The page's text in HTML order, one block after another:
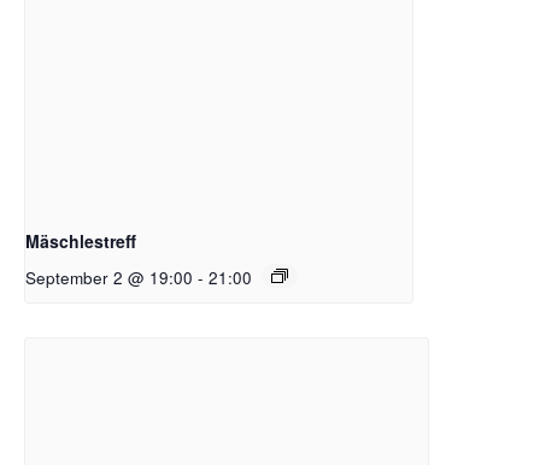
Mäschlestreff
September 2 @ 19:00 - 21:00